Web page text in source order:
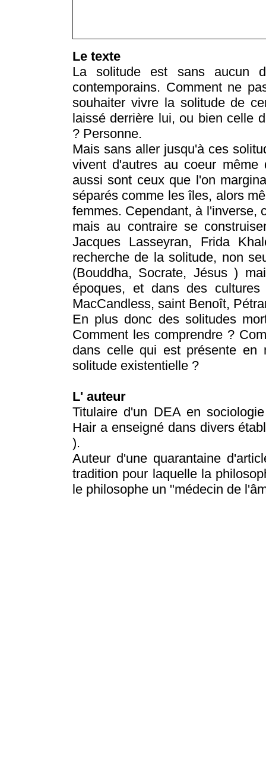
Le texte
La solitude est sans aucun
contemporains. Comment ne
souhaiter vivre la solitude de
laissé derrière lui, ou bien celle
? Personne.
Mais sans aller jusqu'à ces
vivent d'autres au coeur
aussi sont ceux que l'on
séparés comme les îles, alors
femmes. Cependant, à l'inverse,
mais au contraire se
Jacques Lasseyran, Frida
recherche de la solitude, non
(Bouddha, Socrate, Jésus )
époques, et dans des
MacCandless, saint Benoît,
En plus donc des solitudes
Comment les comprendre ?
dans celle qui est présente en
solitude existentielle ?
L' auteur
Titulaire d'un DEA en
Hair a enseigné dans divers
).
Auteur d'une quarantaine
tradition pour laquelle la
le philosophe un "médecin de